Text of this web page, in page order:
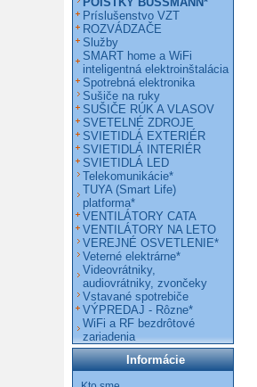
Príslušenstvo VZT
ROZVÁDZAČE
Služby
SMART home a WiFi
inteligentná elektroinštalácia
Spotrebná elektronika
Sušiče na ruky
SUŠIČE RÚK A VLASOV
SVETELNÉ ZDROJE
SVIETIDLÁ EXTERIÉR
SVIETIDLÁ INTERIÉR
SVIETIDLÁ LED
Telekomunikácie*
TUYA (Smart Life)
platforma*
VENTILÁTORY CATA
VENTILÁTORY NA LETO
VEREJNÉ OSVETLENIE*
Veterné elektrárne*
Videovrátniky,
audiovrátniky, zvončeky
Vstavané spotrebiče
VÝPREDAJ - Rôzne*
WiFi a RF bezdrôtové
zariadenia
Informácie